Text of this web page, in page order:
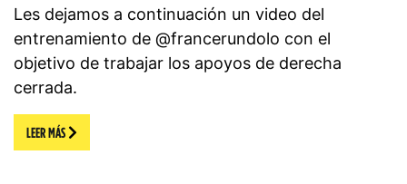
Les dejamos a continuación un video del
entrenamiento de @francerundolo con el
objetivo de trabajar los apoyos de derecha
cerrada.
LEER MÁS